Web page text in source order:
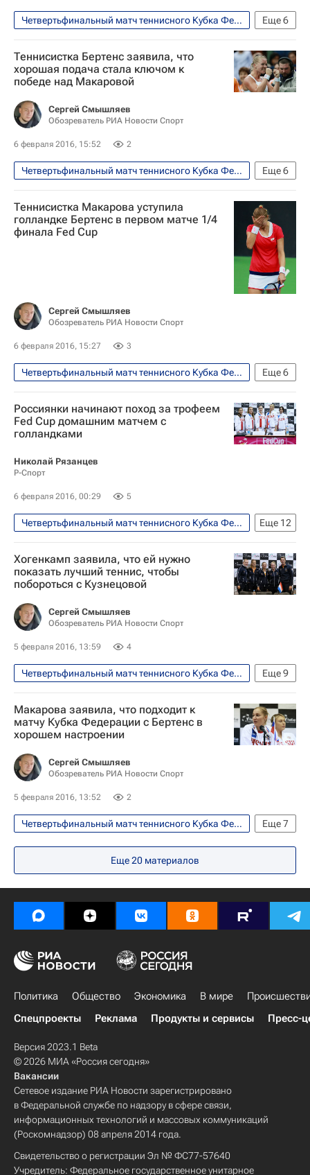
Еще6
Четвертьфинальный матч теннисного Кубка Федерации между сборными России и Нидерландов, 6-7 февраля
Теннис
Спорт
Кубок Билли Джин Кинг (Кубок Федераций)
Сборная России по теннису
Кики Бертенс
Екатерина Макарова
Теннисистка Бертенс заявила, что
хорошая подача стала ключом к
победе над Макаровой
Сергей Смышляев
Обозреватель РИА Новости Спорт
6 февраля 2016, 15:52 2
Еще6
Четвертьфинальный матч теннисного Кубка Федерации между сборными России и Нидерландов, 6-7 февраля
Теннис
Спорт
Кубок Билли Джин Кинг (Кубок Федераций)
Сборная России по теннису
Теннисистка Макарова уступила
голландке Бертенс в первом матче 1/4
финала Fed Cup
Сергей Смышляев
Обозреватель РИА Новости Спорт
6 февраля 2016, 15:27 3
Еще6
Четвертьфинальный матч теннисного Кубка Федерации между сборными России и Нидерландов, 6-7 февраля
Теннис
Спорт
Кубок Билли Джин Кинг (Кубок Федераций)
Сборная России по теннису
Кики Бертенс
Россиянки начинают поход за трофеем
Fed Cup домашним матчем с
голландками
Николай Рязанцев
Р-Спорт
6 февраля 2016, 00:29 5
Еще 12
Четвертьфинальный матч теннисного Кубка Федерации между сборными России и Нидерландов, 6-7 февраля
Теннис
Спорт
Виталий Мутко
Шамиль Тарпищев
Анастасия Мыскина
Кубок Билли Джин Кинг (Кубок Федераций)
Сборная России по теннису
Дарья Касаткина
Светлана Кузнецова
Екатерина Макарова
Мария Шарапова
Хогенкамп заявила, что ей нужно
показать лучший теннис, чтобы
побороться с Кузнецовой
Сергей Смышляев
Обозреватель РИА Новости Спорт
5 февраля 2016, 13:59 4
Еще9
Четвертьфинальный матч теннисного Кубка Федерации между сборными России и Нидерландов, 6-7 февраля
Теннис
Спорт
Кубок Билли Джин Кинг (Кубок Федераций)
Сборная России по теннису
Ришел Хогенкамп
Светлана Кузнецова
Екатерина Макарова
Макарова заявила, что подходит к
матчу Кубка Федерации c Бертенс в
хорошем настроении
Сергей Смышляев
Обозреватель РИА Новости Спорт
5 февраля 2016, 13:52 2
Еще7
Четвертьфинальный матч теннисного Кубка Федерации между сборными России и Нидерландов, 6-7 февраля
Теннис
Спорт
Кубок Билли Джин Кинг (Кубок Федераций)
Сборная России по теннису
Кики Бертенс
Светлана Кузнецова
Екатерина Макарова
Еще20 материалов
Политика Общество Экономика В мире
Спецпроекты
Реклама Продукты и сервисы Пресс-
Версия 2023.1 Beta
© 2026 МИА «Россия сегодня»
Вакансии
Сетевое издание РИА Новости зарегистрировано
в Федеральной службе по надзору в сфере связи,
информационных технологий и массовых коммуникаций
(Роскомнадзор) 08 апреля 2014 года.
Свидетельство о регистрации Эл № ФС77-57640
Учредитель: Федеральное государственное унитарное